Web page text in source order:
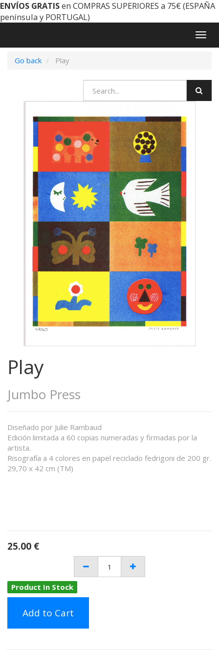
ENVÍOS GRATISen COMPRAS SUPERIORES a 75€ (ESPAÑA
península y PORTUGAL)
Go back
Play
Play
Jumbo Press
Diseñado por Julie Rambaud
Edición limitada a 60 copias numeradas y firmadas por la
artista.
Risografía a 4 colores en papel reciclado fedrigoni de 200 gr.
29,70 x 42 cm (TM)
25.00 €
Product In Stock
Add to Cart